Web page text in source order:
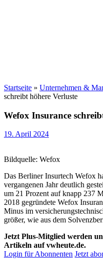
Startseite » Unternehmen &
schreibt höhere Verluste
Wefox Insurance
19. April 2024
Bildquelle: Wefox
Das Berliner Insurtech Wefox
vergangenen Jahr deutlich
um 21 Prozent auf knapp 237
2018 gegründete Wefox
Minus im
größer, wie aus dem
Jetzt Plus-Mitglied werden
Artikeln auf vwheute.de.
Login für Abonnenten Jetzt